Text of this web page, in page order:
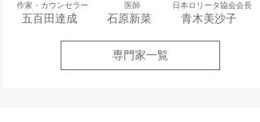
作家・カウンセラー
五百田達成
医師
石原新菜
日本ロリータ協会会長
青木美沙子
専門家一覧